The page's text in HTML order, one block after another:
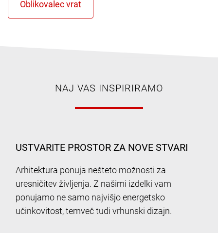
NAJ VAS INSPIRIRAMO
USTVARITE PROSTOR ZA NOVE STVARI
Arhitektura ponuja nešteto možnosti za
uresničitev življenja. Z našimi izdelki vam
ponujamo ne samo najvišjo energetsko
učinkovitost, temveč tudi vrhunski dizajn.